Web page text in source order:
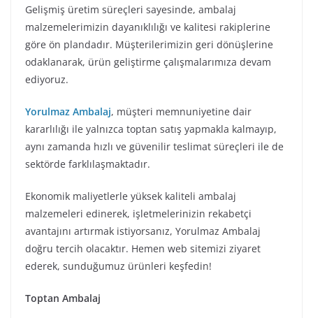
Gelişmiş üretim süreçleri sayesinde, ambalaj
malzemelerimizin dayanıklılığı ve kalitesi rakiplerine
göre ön plandadır. Müşterilerimizin geri dönüşlerine
odaklanarak, ürün geliştirme çalışmalarımıza devam
ediyoruz.
Yorulmaz Ambalaj, müşteri memnuniyetine dair
kararlılığı ile yalnızca toptan satış yapmakla kalmayıp,
aynı zamanda hızlı ve güvenilir teslimat süreçleri ile de
sektörde farklılaşmaktadır.
Ekonomik maliyetlerle yüksek kaliteli ambalaj
malzemeleri edinerek, işletmelerinizin rekabetçi
avantajını artırmak istiyorsanız, Yorulmaz Ambalaj
doğru tercih olacaktır. Hemen web sitemizi ziyaret
ederek, sunduğumuz ürünleri keşfedin!
Toptan Ambalaj